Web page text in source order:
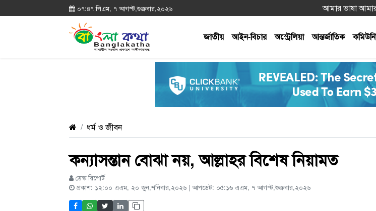
০৭:৪৭ পিএম, ৭ আগস্ট,শুক্রবার,২০২৬ আমার ভাষা
জাতীয় আইন-বিচার অস্ট্রেলিয়া আন্তর্জাতিক
ধর্ম ও জীবন
কন্যাসন্তান বোঝা নয়, আল্লাহর বিশেষ নিয়ামত
ডেস্ক রিপোর্ট
প্রকাশ: ১২:০০ এএম, ২০ জুন,শনিবার,২০২৬ | আপডেট: ০৫:১৬ এএম, ৭ আগস্ট,শুক্রবার,২০২৬